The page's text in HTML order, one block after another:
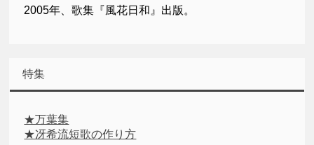
2005年、歌集『風花日和』出版。
特集
★万葉集
★冴希流短歌の作り方